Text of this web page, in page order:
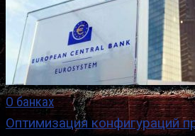
О банках
Оптимизация конфигураций